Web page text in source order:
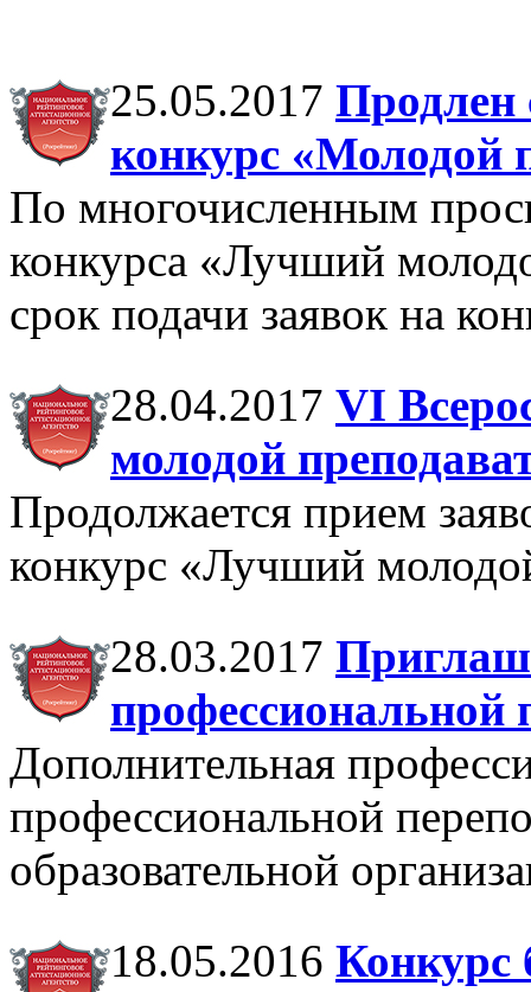
25.05.2017 Продлен
конкурс «Молодой
По многочисленным
конкурса «Лучший
срок подачи заявок на
28.04.2017 VI
молодой
Продолжается прием
конкурс «Лучший
28.03.2017
профессиональной
Дополнительная
профессиональной
образовательной
18.05.2016 Конкурс